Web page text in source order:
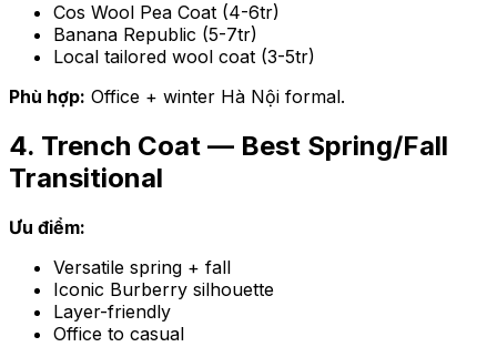
Cos Wool Pea Coat (4-6tr)
Banana Republic (5-7tr)
Local tailored wool coat (3-5tr)
Phù hợp: Office + winter Hà Nội formal.
4. Trench Coat — Best Spring/Fall
Transitional
Ưu điểm:
Versatile spring + fall
Iconic Burberry silhouette
Layer-friendly
Office to casual